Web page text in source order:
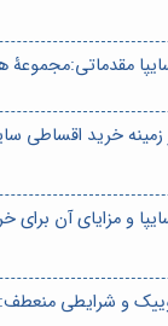
مقدماتی:مجموعۀ
خرید اقساطی
و مزایای آن برای
و شرایطی